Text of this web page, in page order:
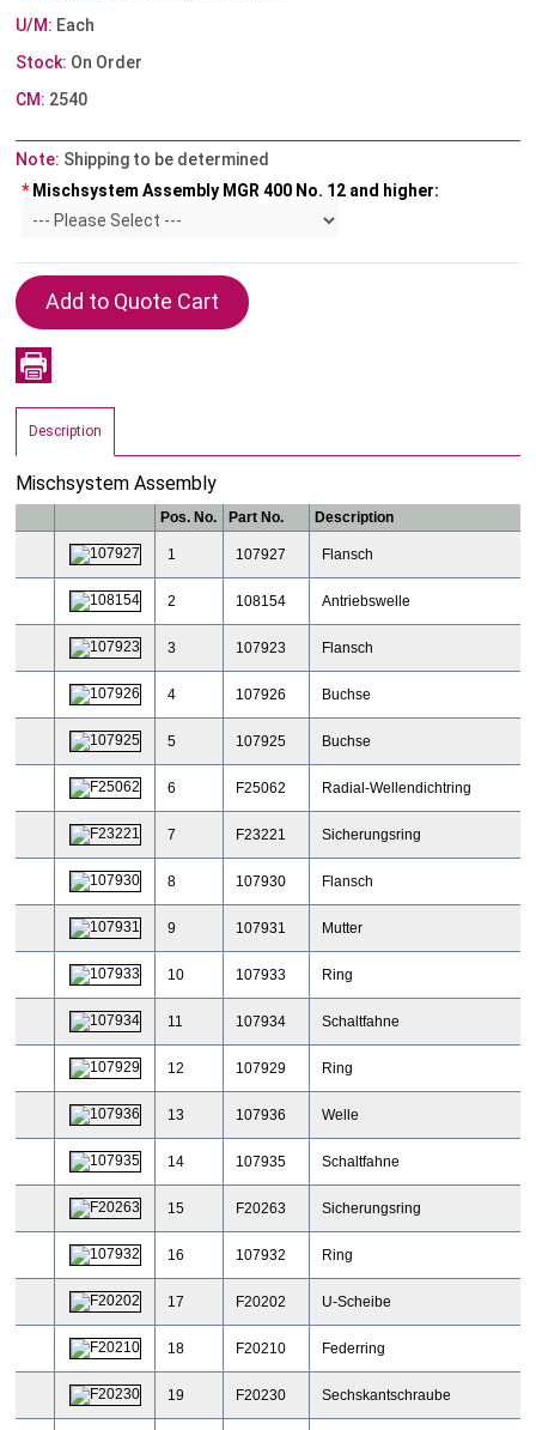
U/M: Each
Stock: On Order
CM: 2540
Note: Shipping to be determined
* Mischsystem Assembly MGR 400 No. 12 and higher:
Description
Mischsystem Assembly
Pos. No. Part No. Description
1 107927 Flansch
2 108154 Antriebswelle
3 107923 Flansch
4 107926 Buchse
5 107925 Buchse
6 F25062 Radial-Wellendichtring
7 F23221 Sicherungsring
8 107930 Flansch
9 107931 Mutter
10 107933 Ring
11 107934 Schaltfahne
12 107929 Ring
13 107936 Welle
14 107935 Schaltfahne
15 F20263 Sicherungsring
16 107932 Ring
17 F20202 U-Scheibe
18 F20210 Federring
19 F20230 Sechskantschraube